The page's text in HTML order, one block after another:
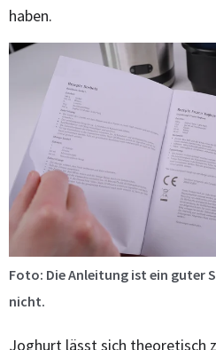
haben.
Foto: Die Anleitung ist ein guter
nicht.
Joghurt lässt sich theoretisch